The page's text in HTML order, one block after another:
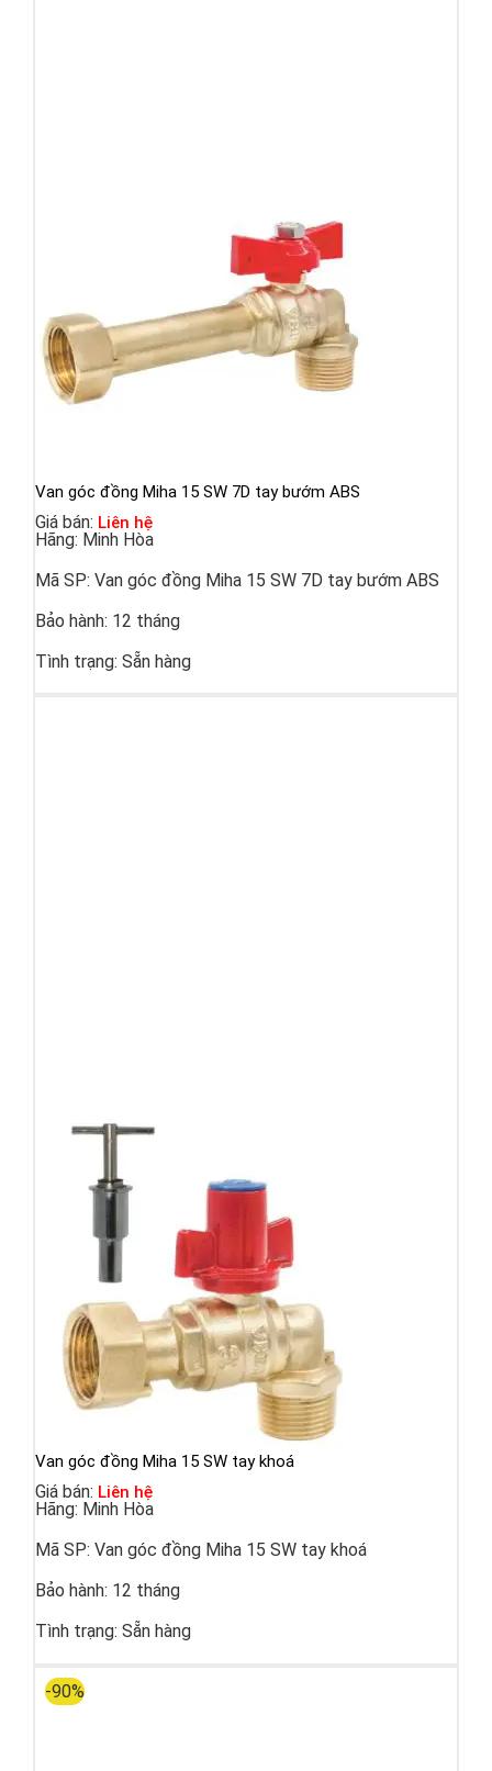
Van góc đồng Miha 15 SW 7D tay bướm ABS
Giá bán: Liên hệ
Hãng: Minh Hòa
Mã SP: Van góc đồng Miha 15 SW 7D tay bướm ABS
Bảo hành: 12 tháng
Tình trạng: Sẵn hàng
Van góc đồng Miha 15 SW tay khoá
Giá bán: Liên hệ
Hãng: Minh Hòa
Mã SP: Van góc đồng Miha 15 SW tay khoá
Bảo hành: 12 tháng
Tình trạng: Sẵn hàng
-90%